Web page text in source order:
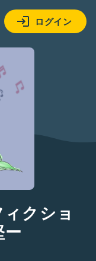
ログイン
ィクショ
ー